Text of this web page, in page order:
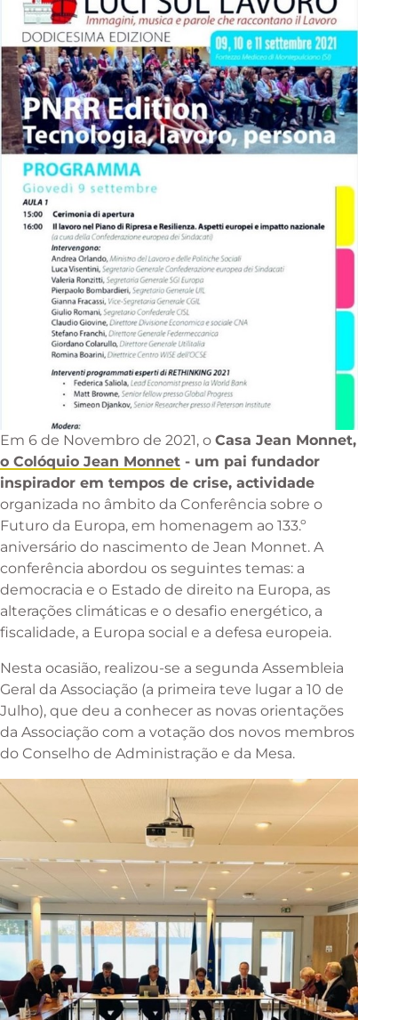
Em 6 de Novembro de 2021, o Casa Jean Monnet,
o Colóquio Jean Monnet - um pai fundador
inspirador em tempos de crise, actividade
organizada no âmbito da Conferência sobre o
Futuro da Europa, em homenagem ao 133.º
aniversário do nascimento de Jean Monnet. A
conferência abordou os seguintes temas: a
democracia e o Estado de direito na Europa, as
alterações climáticas e o desafio energético, a
fiscalidade, a Europa social e a defesa europeia.
Nesta ocasião, realizou-se a segunda Assembleia
Geral da Associação (a primeira teve lugar a 10 de
Julho), que deu a conhecer as novas orientações
da Associação com a votação dos novos membros
do Conselho de Administração e da Mesa.